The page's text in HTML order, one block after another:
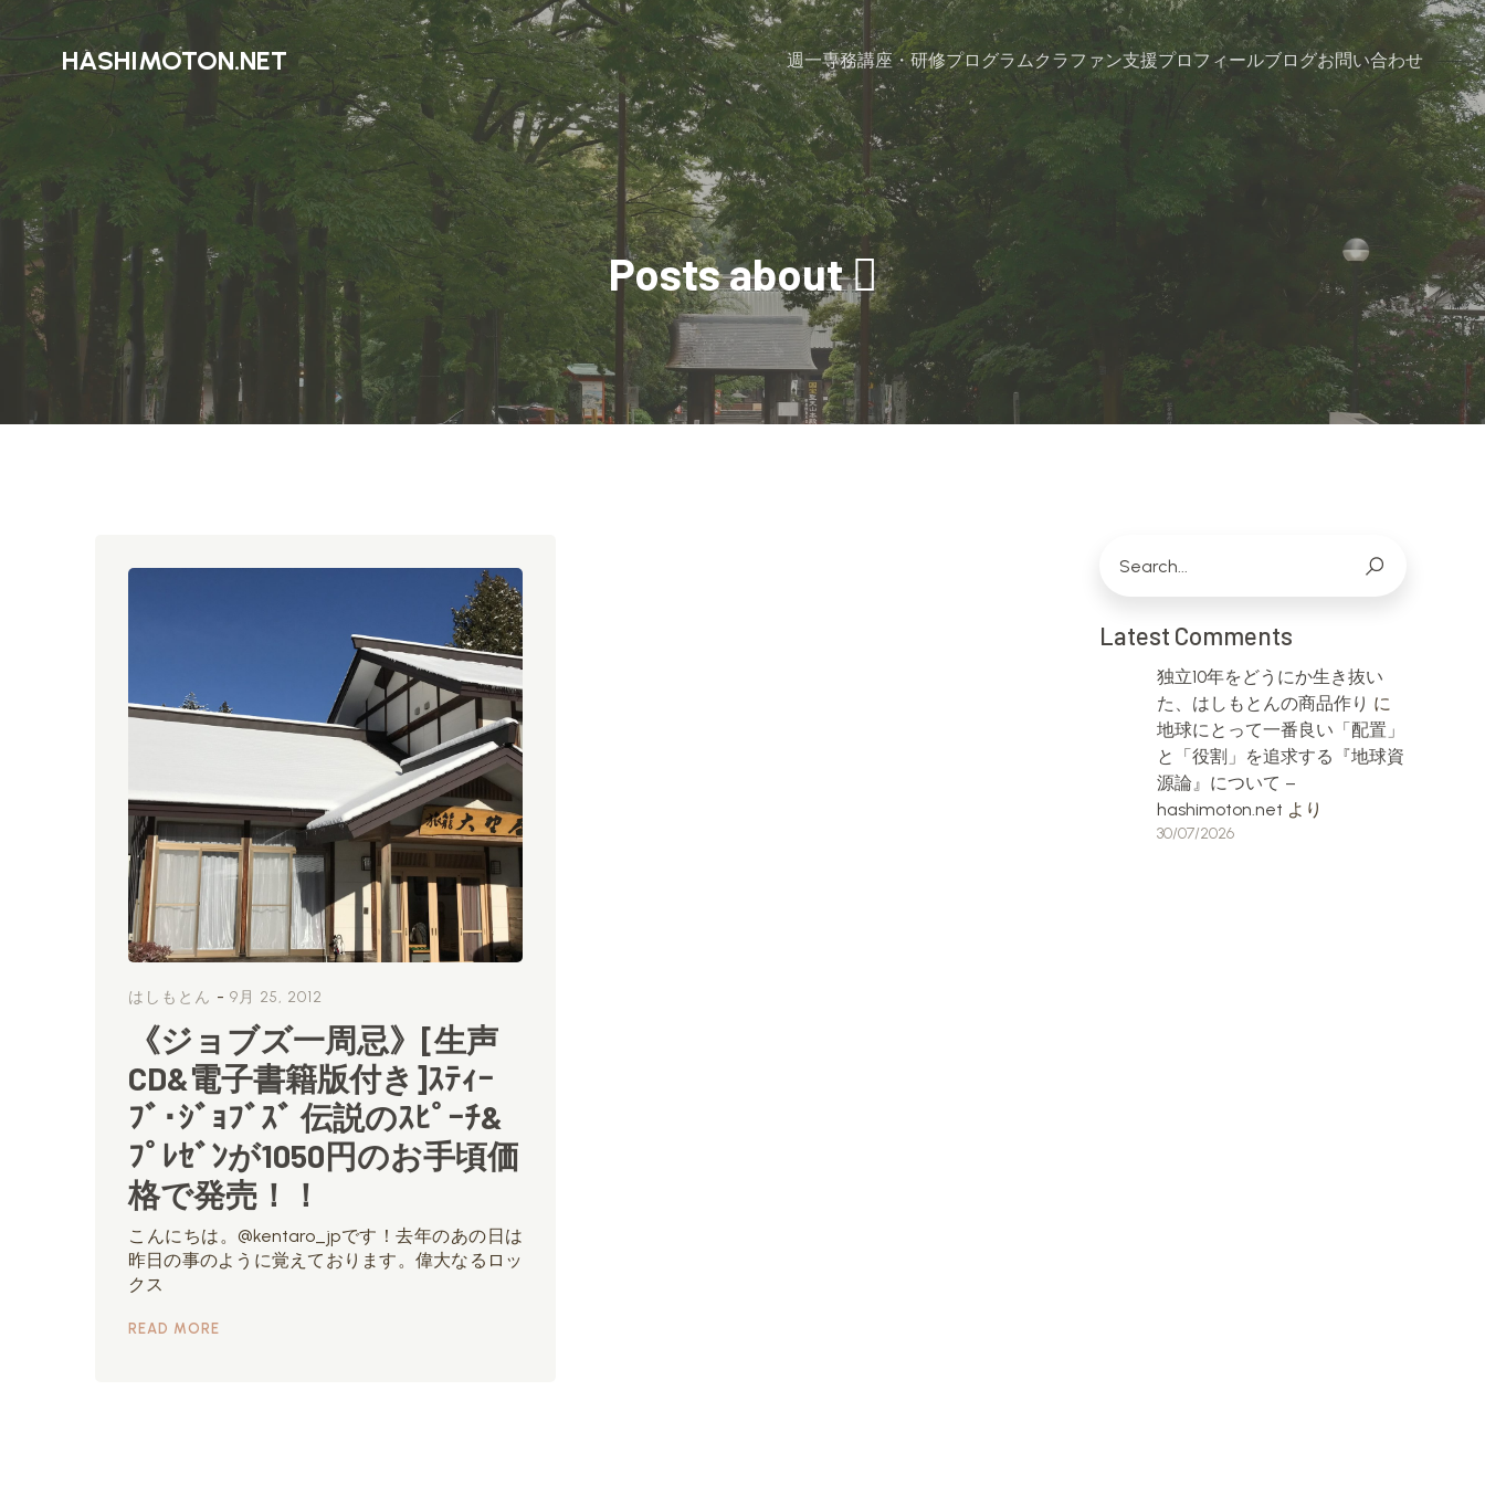
HASHIMOTON.NET 週一専務講座・研修プログラムクラファン支援プロフィールブログお問い合わせ
Posts about 
はしもとん - 9月 25, 2012
《ジョブズ一周忌》[生声
CD&電子書籍版付き]ｽﾃｨｰ
ﾌﾞ･ｼﾞｮﾌﾞｽﾞ 伝説のｽﾋﾟｰﾁ&
ﾌﾟﾚｾﾞﾝが1050円のお手頃価
格で発売！！
こんにちは。@kentaro_jpです！去年のあの日は
昨日の事のように覚えております。偉大なるロッ
クス
READ MORE
Latest Comments
独立10年をどうにか生き抜い
た、はしもとんの商品作り に
地球にとって一番良い「配置」
と「役割」を追求する『地球資
源論』について –
hashimoton.net より
30/07/2026